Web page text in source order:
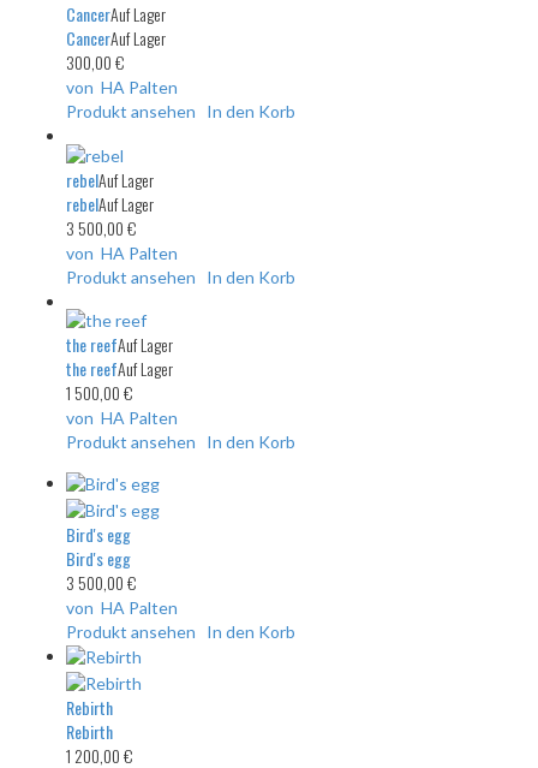
CancerAuf Lager
CancerAuf Lager
300,00 €
von HA Palten
Produkt ansehen
In den Korb
rebelAuf Lager
rebelAuf Lager
3 500,00 €
von HA Palten
Produkt ansehen
In den Korb
the reefAuf Lager
the reefAuf Lager
1 500,00 €
von HA Palten
Produkt ansehen
In den Korb
Bird's egg
Bird's egg
3 500,00 €
von HA Palten
Produkt ansehen
In den Korb
Rebirth
Rebirth
1 200,00 €